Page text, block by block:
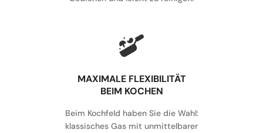
MAXIMALE FLEXIBILITÄT
BEIM KOCHEN
Beim Kochfeld haben Sie die Wahl:
klassisches Gas mit unmittelbarer